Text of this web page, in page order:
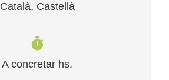
Català, Castellà
A concretar hs.